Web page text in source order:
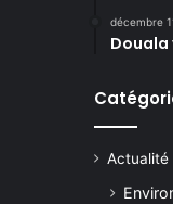
décembre
Douala
Actualité